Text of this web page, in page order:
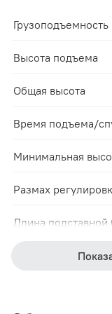
Грузоподъемность
Высота подъема
Общая высота
Время подъема/
Минимальная
Размах
Длина
Длина